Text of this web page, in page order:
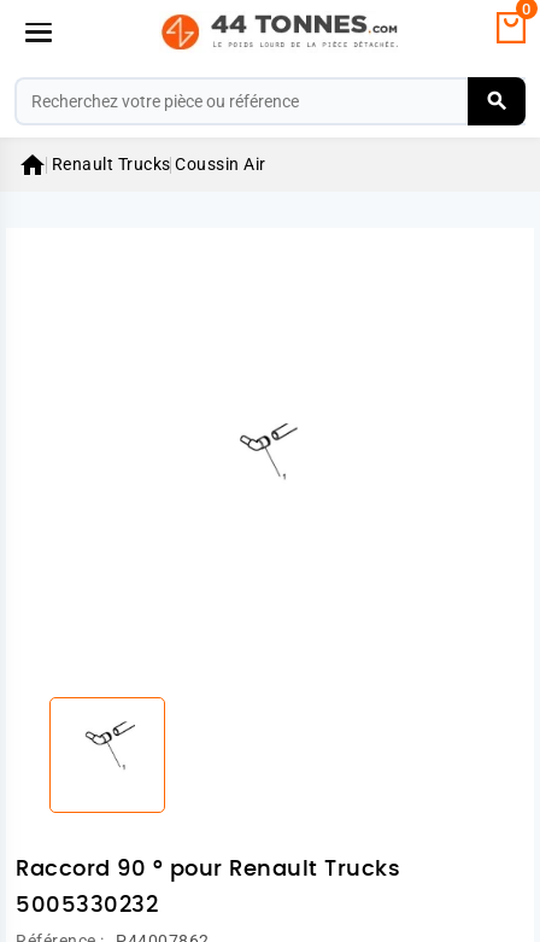
0
 Renault Trucks Coussin Air
Raccord 90 ° pour Renault Trucks
5005330232